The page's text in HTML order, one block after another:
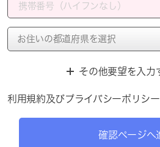
その他要望を入力
利用規約及びプライバシーポリシー
確認ページへ